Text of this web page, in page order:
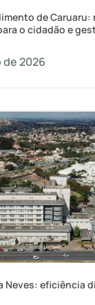
de Caruaru:
o cidadão e
2026
Neves: eficiência